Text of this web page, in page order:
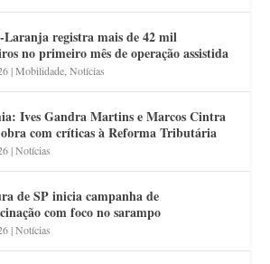
registra mais de 42 mil
no primeiro mês de operação assistida
|Mobilidade ,Notícias
Ives Gandra Martins e Marcos Cintra
com críticas à Reforma Tributária
|Notícias
de SP inicia campanha de
com foco no sarampo
|Notícias